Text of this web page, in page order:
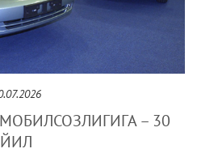
– 30
ЙИЛ